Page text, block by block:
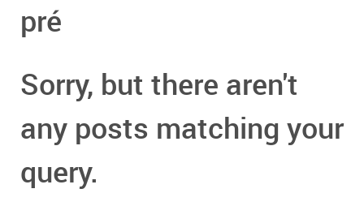
pré
Sorry, but there aren't
any posts matching your
query.